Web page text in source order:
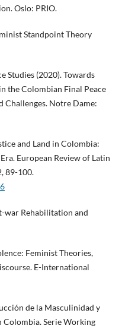
Oslo: PRIO.
Standpoint Theory
Studies (2020). Towards
the Colombian Final Peace
Challenges. Notre Dame:
and Land in Colombia:
European Review of Latin
89-100.
war Rehabilitation and
Feminist Theories,
E-International
de la Masculinidad y
Colombia. Serie Working